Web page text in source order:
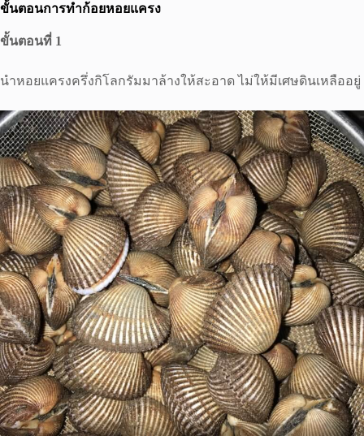
ขั้นตอนการทำก้อยหอยแครง
ขั้นตอนที่ 1
นำหอยแครงครึ่งกิโลกรัมมาล้างให้สะอาด ไม่ให้มีเศษดินเหลืออยู่